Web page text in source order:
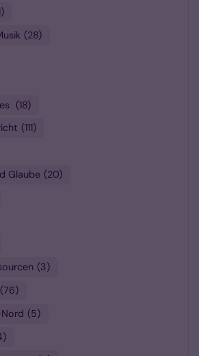
28
18
111
Glaube 20
3
76
5